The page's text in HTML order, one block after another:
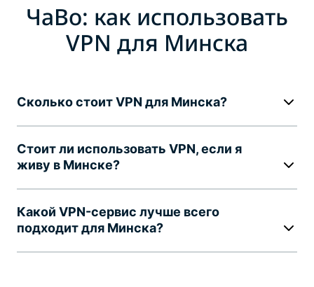
ЧаВо: как использовать
VPN для Минска
Сколько стоит VPN для Минска?
Стоит ли использовать VPN, если я
живу в Минске?
Какой VPN-сервис лучше всего
подходит для Минска?